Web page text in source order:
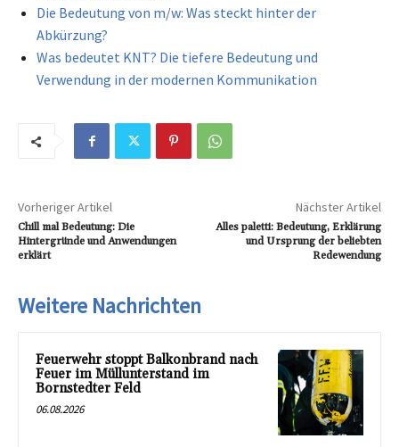
Die Bedeutung von m/w: Was steckt hinter der
Abkürzung?
Was bedeutet KNT? Die tiefere Bedeutung und
Verwendung in der modernen Kommunikation
Vorheriger Artikel
Chill mal Bedeutung: Die
Hintergründe und Anwendungen
erklärt
Nächster Artikel
Alles paletti: Bedeutung, Erklärung
und Ursprung der beliebten
Redewendung
Weitere Nachrichten
Feuerwehr stoppt Balkonbrand nach
Feuer im Müllunterstand im
Bornstedter Feld
06.08.2026